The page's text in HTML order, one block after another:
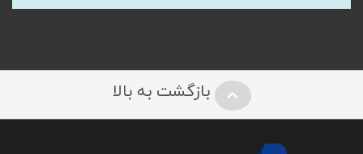
بازگشت به بالا